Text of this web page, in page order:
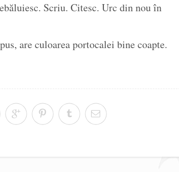
Scriu. Citesc. Urc din nou în
are culoarea portocalei bine coapte.